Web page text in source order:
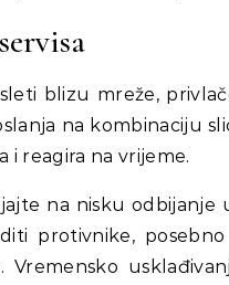
blizu mreže,
na kombinaciju
i reagira na vrijeme.
na nisku
protivnike,
Vremensko